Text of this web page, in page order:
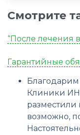
Смотрите
“После лечения
Гарантийные
Клиники
разместили
возможно,